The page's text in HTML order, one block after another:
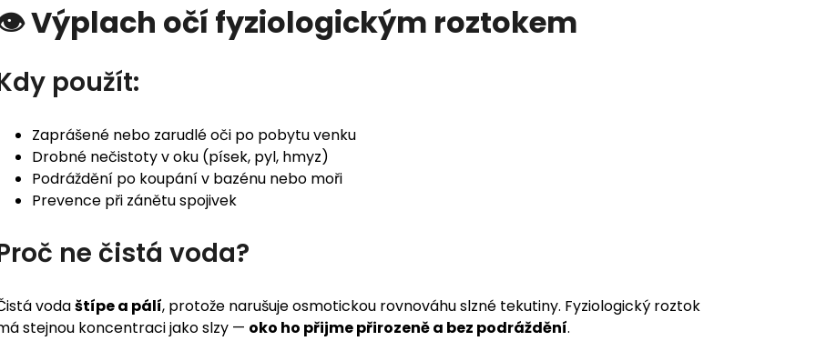
Výplach očí fyziologickým roztokem
použít:
Zaprášené nebo zarudlé oči po pobytu venku
Drobné nečistoty v oku (písek, pyl, hmyz)
Podráždění po koupání v bazénu nebo moři
Prevence při zánětu spojivek
ne čistá voda?
vodaštípe a pálí, protože narušuje osmotickou rovnováhu slzné tekutiny. Fyziologický roztok
stejnou koncentraci jako slzy — oko ho přijme přirozeně a bez podráždění.